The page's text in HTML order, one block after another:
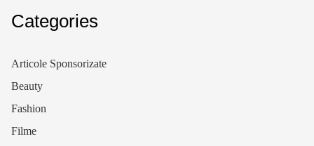
Categories
Articole Sponsorizate
Beauty
Fashion
Filme